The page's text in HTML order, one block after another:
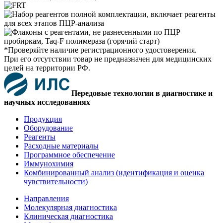
*Проверяйте наличие регистрационного удостоверения.
При его отсутствии товар не предназначен для медицинских
целей на территории РФ.
Передовые технологии в диагностике и
научных исследованиях
Продукция
Оборудование
Реагенты
Расходные материалы
Программное обеспечение
Иммунохимия
Комбинированный анализ (идентификация и оценка
чувствительности)
Направления
Молекулярная диагностика
Клиническая диагностика